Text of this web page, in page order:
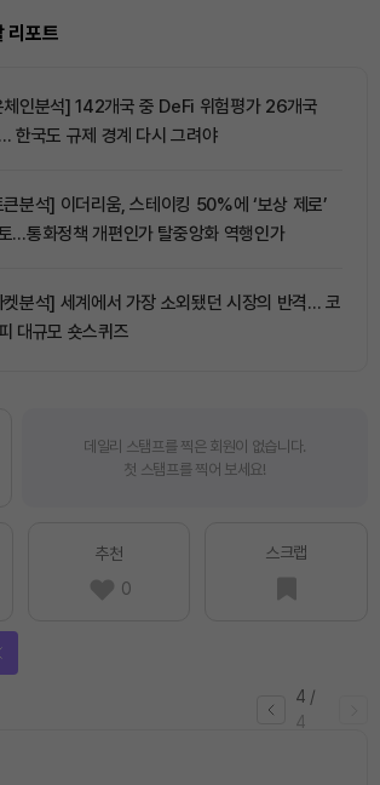
리포트
체인분석] 142개국 중 DeFi 위험평가 26개국
한국도 규제 경계 다시 그려야
큰분석] 이더리움, 스테이킹 50%에 ‘보상 제로’
…통화정책 개편인가 탈중앙화 역행인가
켓분석] 세계에서 가장 소외됐던 시장의 반격… 코
대규모 숏스퀴즈
데일리 스탬프를 찍은 회원이 없습니다.
첫 스탬프를 찍어 보세요!
추천
0
스크랩
4 /
4